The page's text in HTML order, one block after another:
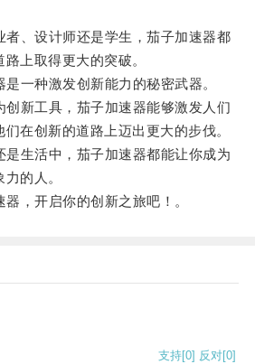
、设计师还是学生，茄子加速器都
上取得更大的突破。
种激发创新能力的秘密武器。
新工具，茄子加速器能够激发人们
在创新的道路上迈出更大的步伐。
生活中，茄子加速器都能让你成为
的人。
，开启你的创新之旅吧！。
支持[0] 反对[0]